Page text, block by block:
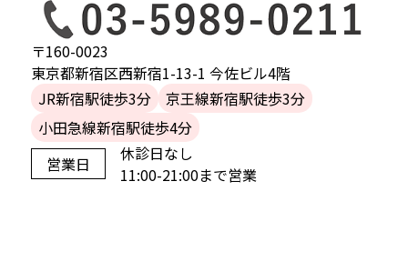
〒160-0023
東京都新宿区西新宿1-13-1 今佐ビル4階
JR新宿駅徒歩3分
京王線新宿駅徒歩3分
小田急線新宿駅徒歩4分
営業日
休診日なし
11:00-21:00まで営業